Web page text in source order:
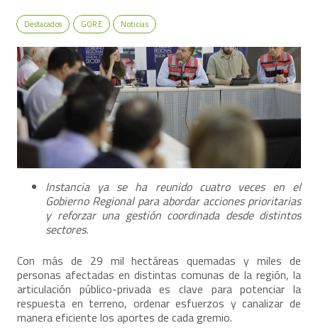
Destacados GORE Noticias
Instancia ya se ha reunido cuatro veces en el
Gobierno Regional para abordar acciones prioritarias
y reforzar una gestión coordinada desde distintos
sectores.
Con más de 29 mil hectáreas quemadas y miles de
personas afectadas en distintas comunas de la región, la
articulación público-privada es clave para potenciar la
respuesta en terreno, ordenar esfuerzos y canalizar de
manera eficiente los aportes de cada gremio.